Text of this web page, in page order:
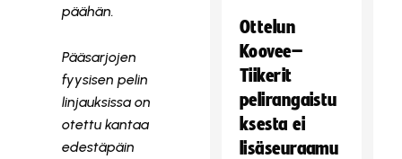
päähän.
Pääsarjojen
fyysisen pelin
linjauksissa on
otettu kantaa
edestäpäin
Ottelun
Koovee–
Tiikerit
pelirangaistu
ksesta ei
lisäseuraamu